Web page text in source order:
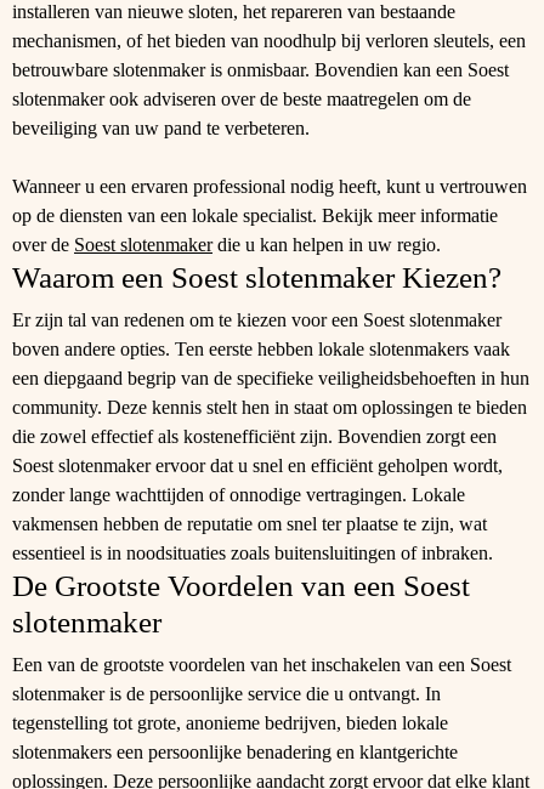
installeren van nieuwe sloten, het repareren van bestaande
mechanismen, of het bieden van noodhulp bij verloren sleutels, een
betrouwbare slotenmaker is onmisbaar. Bovendien kan een Soest
slotenmaker ook adviseren over de beste maatregelen om de
beveiliging van uw pand te verbeteren.
Wanneer u een ervaren professional nodig heeft, kunt u vertrouwen
op de diensten van een lokale specialist. Bekijk meer informatie
over de Soest slotenmakerdie u kan helpen in uw regio.
Waarom een Soest slotenmaker Kiezen?
Er zijn tal van redenen om te kiezen voor een Soest slotenmaker
boven andere opties. Ten eerste hebben lokale slotenmakers vaak
een diepgaand begrip van de specifieke veiligheidsbehoeften in hun
community. Deze kennis stelt hen in staat om oplossingen te bieden
die zowel effectief als kostenefficiënt zijn. Bovendien zorgt een
Soest slotenmaker ervoor dat u snel en efficiënt geholpen wordt,
zonder lange wachttijden of onnodige vertragingen. Lokale
vakmensen hebben de reputatie om snel ter plaatse te zijn, wat
essentieel is in noodsituaties zoals buitensluitingen of inbraken.
De Grootste Voordelen van een Soest
slotenmaker
Een van de grootste voordelen van het inschakelen van een Soest
slotenmaker is de persoonlijke service die u ontvangt. In
tegenstelling tot grote, anonieme bedrijven, bieden lokale
slotenmakers een persoonlijke benadering en klantgerichte
oplossingen. Deze persoonlijke aandacht zorgt ervoor dat elke klant